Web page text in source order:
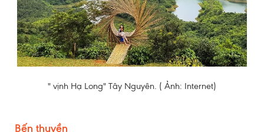
" vịnh Hạ Long" Tây Nguyên. ( Ảnh: Internet)
Bến thuyền